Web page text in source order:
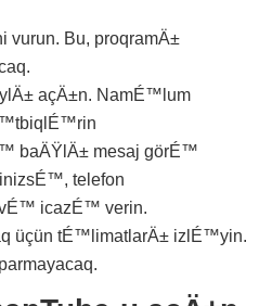
Bu, proqramÄ±
açÄ±n. NamÉ™lum
baÄŸlÄ± mesaj görÉ™
telefon
icazÉ™ verin.
üçün tÉ™limatlarÄ± izlÉ™yin.